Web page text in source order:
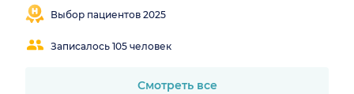
Выбор пациентов 2025
Записалось 105 человек
Смотреть все